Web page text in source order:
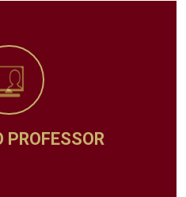
ADMINISTRATIVO